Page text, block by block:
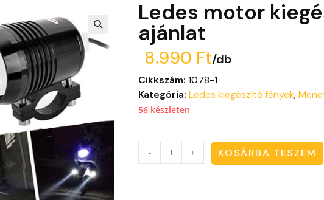
Ledes motor
ajánlat
8.990 Ft/db
Cikkszám: 1078-1
Kategória:Ledes kiegészítő fények,
56 készleten
- + KOSÁRBA TESZEM